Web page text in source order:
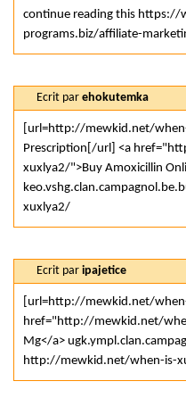
continue reading this https://
programs.biz/affiliate-
Ecrit par ehokutemka
[url=http://mewkid.net/
Prescription[/url] <a
xuxlya2/">Buy Amoxicillin
xuxlya2/
Ecrit par ipajetice
[url=http://mewkid.net/
href="http://mewkid.net/
Mg</a>
http://mewkid.net/when-is-